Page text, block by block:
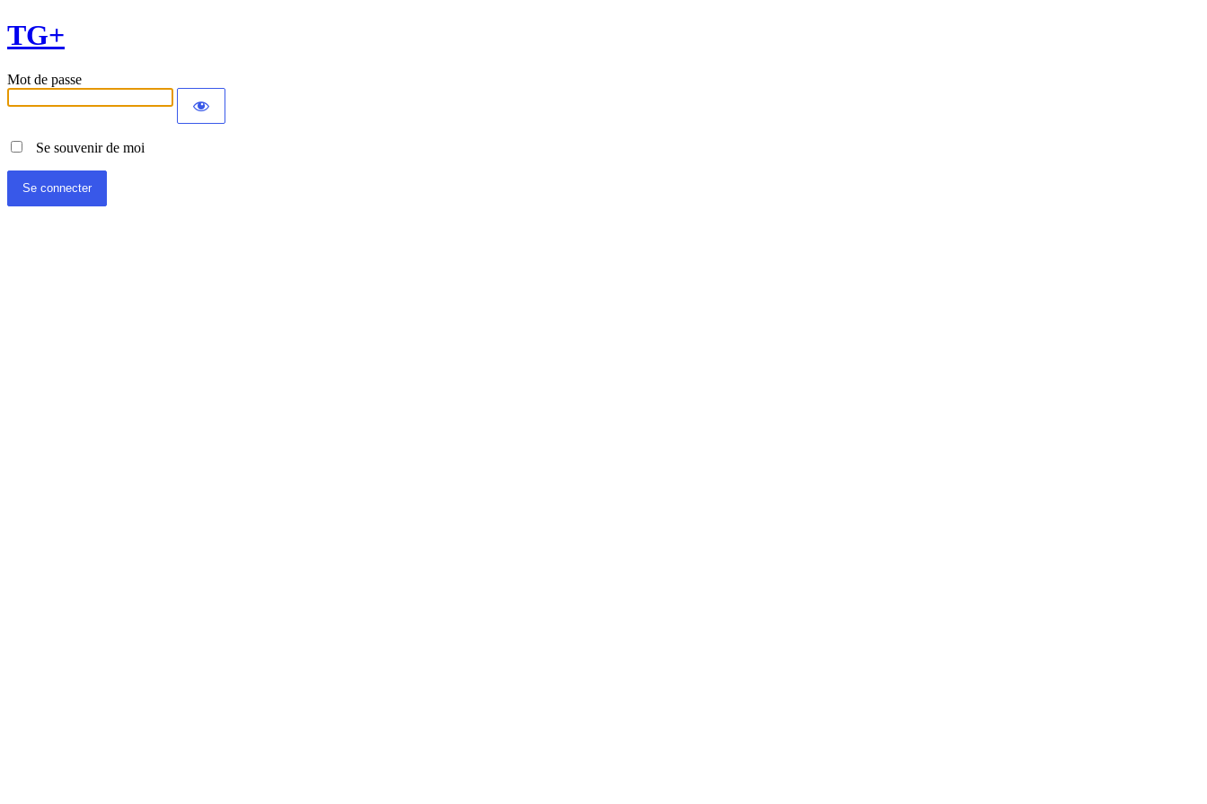
TG+
Mot de passe
Se souvenir de moi